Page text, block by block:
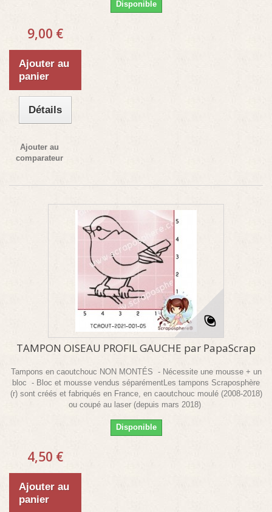
Disponible
9,00 €
Ajouter au
panier
Détails
Ajouter au
comparateur
TAMPON OISEAU PROFIL GAUCHE par PapaScrap
Tampons en caoutchouc NON MONTÉS - Nécessite une mousse + un
bloc - Bloc et mousse vendus séparémentLes tampons Scraposphère
(r) sont créés et fabriqués en France, en caoutchouc moulé (2008-2018)
ou coupé au laser (depuis mars 2018)
Disponible
4,50 €
Ajouter au
panier